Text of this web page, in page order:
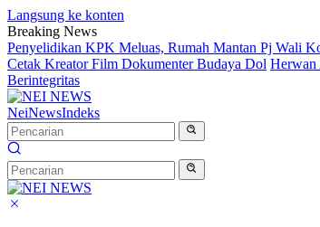
Langsung ke konten
Breaking News
Penyelidikan KPK Meluas, Rumah Mantan Pj Wali
Cetak Kreator Film Dokumenter Budaya Dol Herwan
Berintegritas
NeiNewsIndeks